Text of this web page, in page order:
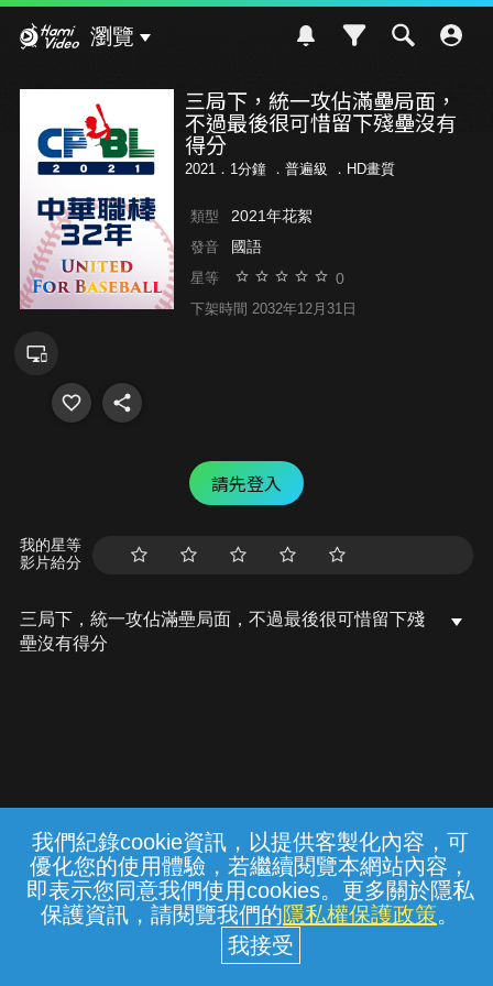
我們紀錄cookie資訊，以提供客製化內容，可
優化您的使用體驗，若繼續閱覽本網站內容，
即表示您同意我們使用cookies。更多關於隱私
保護資訊，請閱覽我們的隱私權保護政策。
瀏覽
三局下，統一攻佔滿壘局面，
不過最後很可惜留下殘壘沒有
得分
2021．1分鐘 ． 普遍級 ．HD畫質
類型 2021年花絮
發音 國語
星等 0
下架時間 2032年12月31日
請先登入
我的星等
影片給分
三局下，統一攻佔滿壘局面，不過最後很可惜留下殘
壘沒有得分
常見問題 線上客服 服務條款 隱私權保護
中華電信股份有限公司個人家庭分公司
(統一編號：96979949) © 2026
{{notifyMsg}}